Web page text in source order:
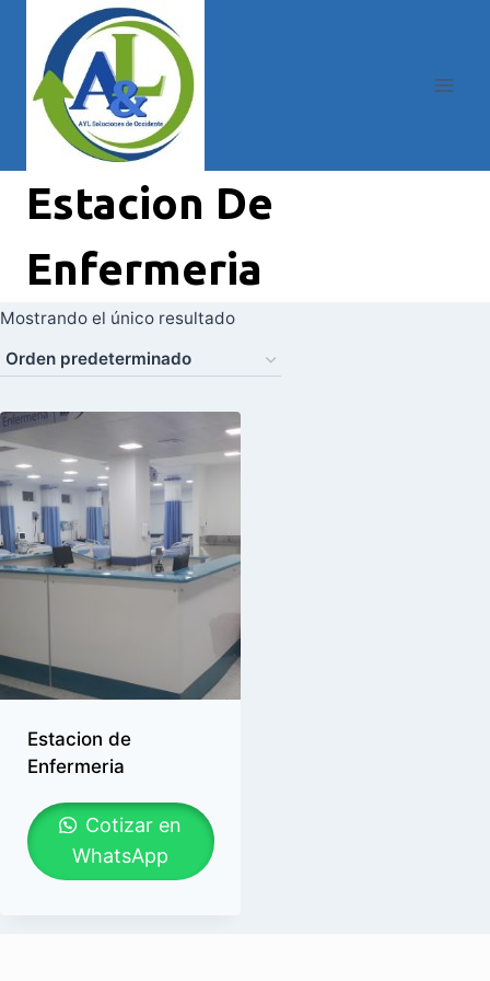
Estacion De
Enfermeria
Mostrando el único resultado
Estacion de
Enfermeria
Cotizar en
WhatsApp